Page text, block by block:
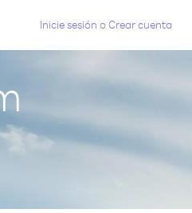
Inicie sesión oCrear cuenta